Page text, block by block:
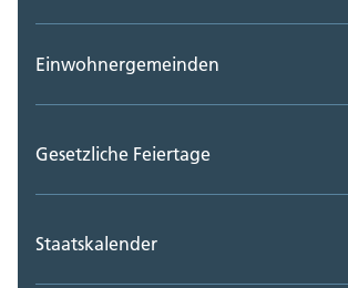
Einwohnergemeinden
Gesetzliche Feiertage
Staatskalender